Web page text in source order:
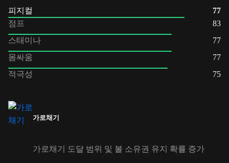
피지컬
77
점프
83
스태미나
77
몸싸움
77
적극성
75
가로채기
가로채기 도달 범위 및 볼 소유권 유지 확률 증가